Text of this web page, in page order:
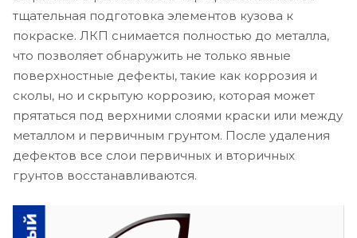
тщательная подготовка элементов кузова к
покраске. ЛКП снимается полностью до металла,
что позволяет обнаружить не только явные
поверхностные дефекты, такие как коррозия и
сколы, но и скрытую коррозию, которая может
прятаться под верхними слоями краски или между
металлом и первичным грунтом. После удаления
дефектов все слои первичных и вторичных
грунтов восстанавливаются.